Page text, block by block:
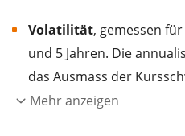
Volatilität, gemessen
und 5 Jahren. Die
das Ausmass der
eines Jahres wider.
Mehr anzeigen